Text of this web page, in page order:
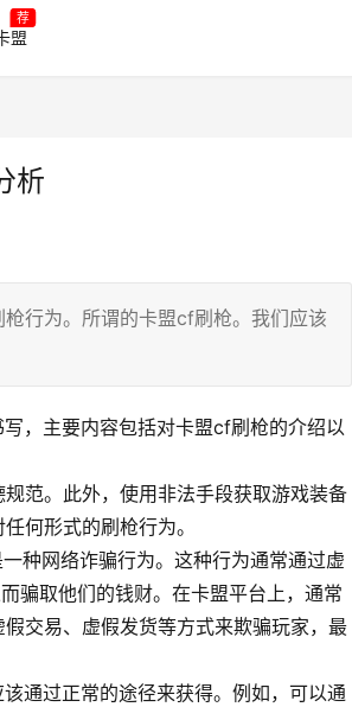
盟
荐
析
行为。所谓的卡盟cf刷枪。我们应该
，主要内容包括对卡盟cf刷枪的介绍以
范。此外，使用非法手段获取游戏装备
何形式的刷枪行为。
种网络诈骗行为。这种行为通常通过虚
骗取他们的钱财。在卡盟平台上，通常
交易、虚假发货等方式来欺骗玩家，最
通过正常的途径来获得。例如，可以通